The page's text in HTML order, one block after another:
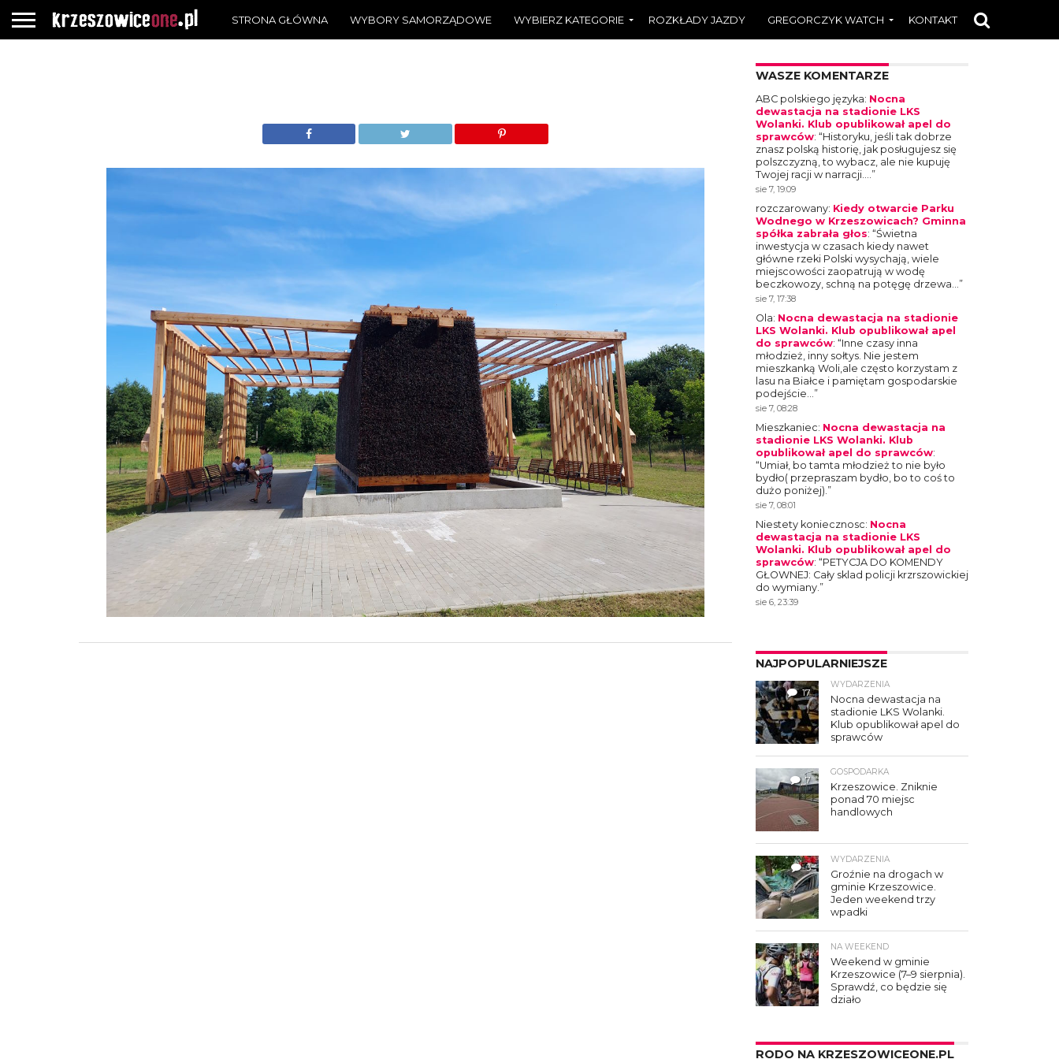
STRONA GŁÓWNA WYBORY SAMORZĄDOWE WYBIERZ KATEGORIE ROZKŁADY JAZDY GREGORCZYK WATCH KONTAKT
WASZE KOMENTARZE
ABC polskiego języka: Nocna
dewastacja na stadionie LKS
Wolanki. Klub opublikował apel do
sprawców: “Historyku, jeśli tak dobrze
znasz polską historię, jak posługujesz się
polszczyzną, to wybacz, ale nie kupuję
Twojej racji w narracji.…”
sie 7, 19:09
rozczarowany: Kiedy otwarcie Parku
Wodnego w Krzeszowicach? Gminna
spółka zabrała głos: “Świetna
inwestycja w czasach kiedy nawet
główne rzeki Polski wysychają, wiele
miejscowości zaopatrują w wodę
beczkowozy, schną na potęgę drzewa…”
sie 7, 17:38
Ola: Nocna dewastacja na stadionie
LKS Wolanki. Klub opublikował apel
do sprawców: “Inne czasy inna
młodzież, inny sołtys. Nie jestem
mieszkanką Woli,ale często korzystam z
lasu na Białce i pamiętam gospodarskie
podejście…”
sie 7, 08:28
Mieszkaniec: Nocna dewastacja na
stadionie LKS Wolanki. Klub
opublikował apel do sprawców:
“Umiał, bo tamta młodzież to nie było
bydło( przepraszam bydło, bo to coś to
dużo poniżej).”
sie 7, 08:01
Niestety koniecznosc: Nocna
dewastacja na stadionie LKS
Wolanki. Klub opublikował apel do
sprawców: “PETYCJA DO KOMENDY
GŁOWNEJ: Cały sklad policji krzrszowickiej
do wymiany.”
sie 6, 23:39
NAJPOPULARNIEJSZE
17
WYDARZENIA
Nocna dewastacja na
stadionie LKS Wolanki.
Klub opublikował apel do
sprawców
7
GOSPODARKA
Krzeszowice. Zniknie
ponad 70 miejsc
handlowych
3
WYDARZENIA
Groźnie na drogach w
gminie Krzeszowice.
Jeden weekend trzy
wpadki
NA WEEKEND
Weekend w gminie
Krzeszowice (7–9 sierpnia).
Sprawdź, co będzie się
działo
RODO NA KRZESZOWICEONE.PL